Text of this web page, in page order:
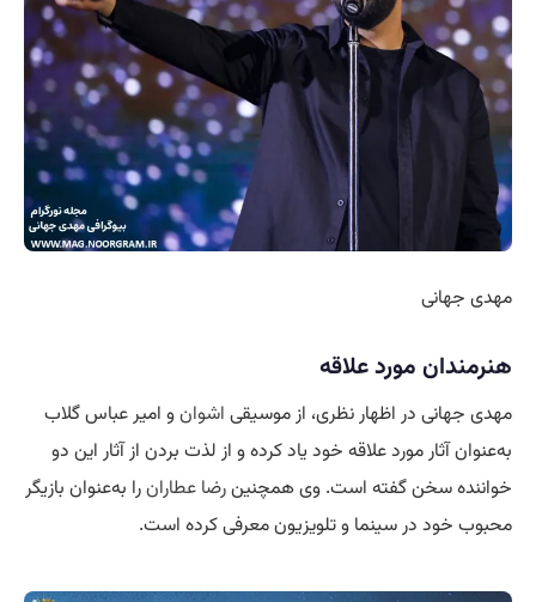
مهدی جهانی
هنرمندان مورد علاقه
مهدی جهانی در اظهار نظری، از موسیقی اشوانو امیر عباس گلاب
به‌عنوان آثار مورد علاقه خود یاد کرده و از لذت بردن از آثار این دو
خواننده سخن گفته است. وی همچنینرضا عطارانرا به‌عنوان بازیگر
محبوب خود در سینما و تلویزیون معرفی کرده است.